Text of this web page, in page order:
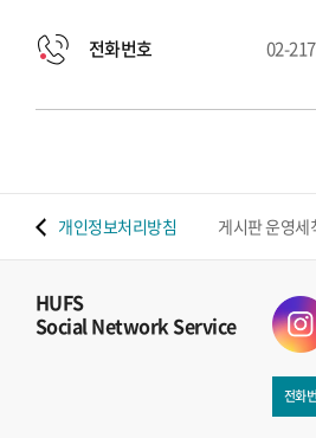
전화번호 02-
개인정보처리방침 게시판 운영세
HUFS
Social Network Service
전화